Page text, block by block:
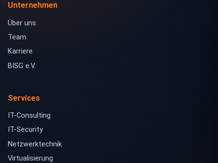
Unternehmen
Über uns
Team
Karriere
BISG e.V.
Services
IT-Consulting
IT-Security
Netzwerktechnik
Virtualisierung